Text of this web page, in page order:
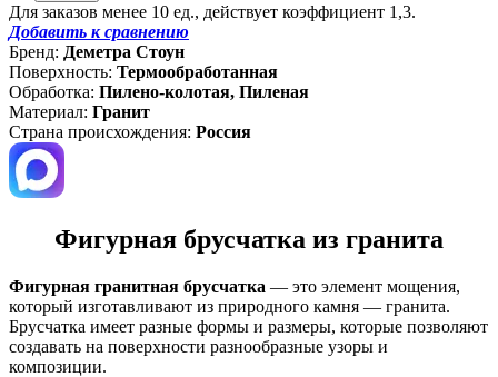
Для заказов менее 10 ед., действует коэффициент 1,3.
Добавить к сравнению
Бренд: Деметра Стоун
Поверхность: Термообработанная
Обработка: Пилено-колотая, Пиленая
Материал: Гранит
Страна происхождения: Россия
Фигурная брусчатка из гранита
Фигурная гранитная брусчатка — это элемент мощения,
который изготавливают из природного камня — гранита.
Брусчатка имеет разные формы и размеры, которые позволяют
создавать на поверхности разнообразные узоры и
композиции.